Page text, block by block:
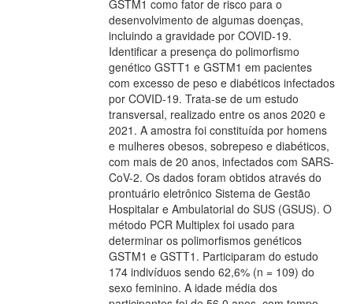
GSTM1 como fator de risco para o
desenvolvimento de algumas doenças,
incluindo a gravidade por COVID-19.
Identificar a presença do polimorfismo
genético GSTT1 e GSTM1 em pacientes
com excesso de peso e diabéticos infectados
por COVID-19. Trata-se de um estudo
transversal, realizado entre os anos 2020 e
2021. A amostra foi constituída por homens
e mulheres obesos, sobrepeso e diabéticos,
com mais de 20 anos, infectados com SARS-
CoV-2. Os dados foram obtidos através do
prontuário eletrônico Sistema de Gestão
Hospitalar e Ambulatorial do SUS (GSUS). O
método PCR Multiplex foi usado para
determinar os polimorfismos genéticos
GSTM1 e GSTT1. Participaram do estudo
174 indivíduos sendo 62,6% (n = 109) do
sexo feminino. A idade média dos